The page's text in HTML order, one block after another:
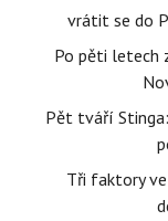
vrátit se do
Po pěti letech
Pět tváří
Tři faktory